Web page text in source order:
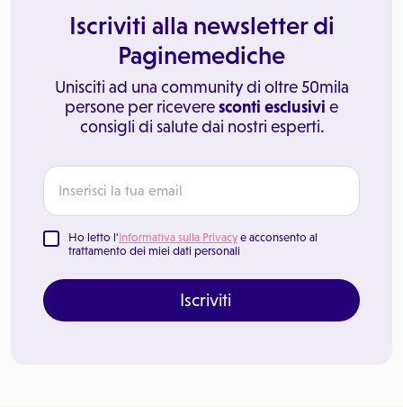
Iscriviti alla newsletter di
Paginemediche
Unisciti ad una community di oltre 50mila
persone per riceveresconti esclusivi e
consigli di salute dai nostri esperti.
Ho letto l'Informativa sulla Privacy e acconsento al
trattamento dei miei dati personali
Iscriviti